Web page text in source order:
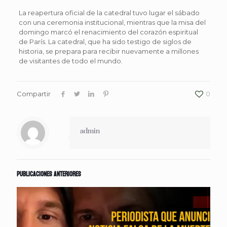
La reapertura oficial de la catedral tuvo lugar el sábado
con una ceremonia institucional, mientras que la misa del
domingo marcó el renacimiento del corazón espiritual
de París. La catedral, que ha sido testigo de siglos de
historia, se prepara para recibir nuevamente a millones
de visitantes de todo el mundo.
Compartir 0
admin
Publicaciones anteriores